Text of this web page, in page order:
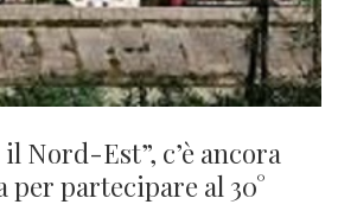
Nord-Est”, c’è ancora
per partecipare al 30°